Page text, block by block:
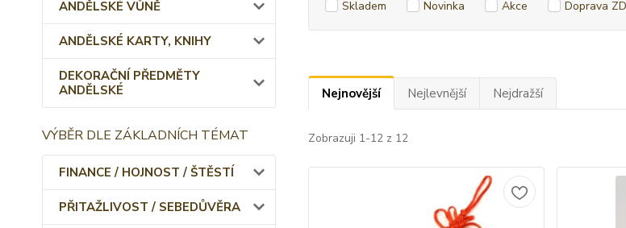
ANDĚLSKÉ VŮNĚ
ANDĚLSKÉ KARTY, KNIHY
DEKORAČNÍ PŘEDMĚTY
ANDĚLSKÉ
VÝBĚR DLE ZÁKLADNÍCH TÉMAT
FINANCE / HOJNOST / ŠTĚSTÍ
PŘITAŽLIVOST / SEBEDŮVĚRA
Skladem Novinka Akce Doprava
Nejnovější Nejlevnější Nejdražší
Zobrazuji 1-12 z 12